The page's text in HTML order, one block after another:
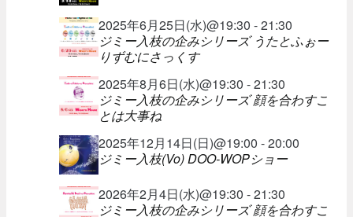
2025年6月25日(水)@19:30 - 21:30
ジミー入枝の企みシリーズ うたとふぉー
りずむにさっくす
2025年8月6日(水)@19:30 - 21:30
ジミー入枝の企みシリーズ 顔を合わすこ
とは大事ね
2025年12月14日(日)@19:00 - 20:00
ジミー入枝(Vo) DOO-WOPショー
2026年2月4日(水)@19:30 - 21:30
ジミー入枝の企みシリーズ 顔を合わすこ